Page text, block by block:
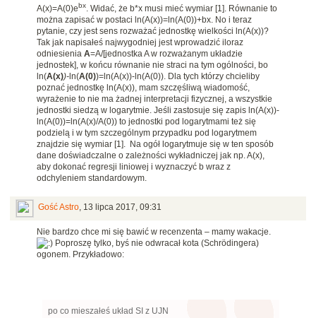
A(x)=A(0)ebx. Widać, że b*x musi mieć wymiar [1]. Równanie to
można zapisać w postaci ln(A(x))=ln(A(0))+bx. No i teraz
pytanie, czy jest sens rozważać jednostkę wielkości ln(A(x))?
Tak jak napisałeś najwygodniej jest wprowadzić iloraz
odniesienia A=A/[jednostka A w rozważanym układzie
jednostek], w końcu równanie nie straci na tym ogólności, bo
ln(A(x))-ln(A(0))=ln(A(x))-ln(A(0)). Dla tych którzy chcieliby
poznać jednostkę ln(A(x)), mam szczęśliwą wiadomość,
wyrażenie to nie ma żadnej interpretacji fizycznej, a wszystkie
jednostki siedzą w logarytmie. Jeśli zastosuje się zapis ln(A(x))-
ln(A(0))=ln(A(x)/A(0)) to jednostki pod logarytmami też się
podzielą i w tym szczególnym przypadku pod logarytmem
znajdzie się wymiar [1]. Na ogół logarytmuje się w ten sposób
dane doświadczalne o zależności wykładniczej jak np. A(x),
aby dokonać regresji liniowej i wyznaczyć b wraz z
odchyleniem standardowym.
Gość Astro, 13 lipca 2017, 09:31
Nie bardzo chce mi się bawić w recenzenta – mamy wakacje.
Poproszę tylko, byś nie odwracał kota (Schrödingera)
ogonem. Przykładowo:
po co mieszałeś układ SI z UJN